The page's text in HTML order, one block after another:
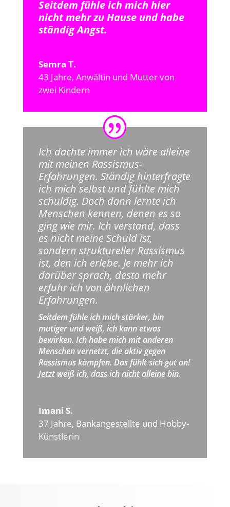
Seitdem fühle ich mich hier
nicht mehr zu Hause und habe
ständig Angst.
Semra T.
43 Jahre, Anwältin und Mutter von
zwei Kindern
Ich dachte immer ich wäre alleine
mit meinen Rassismus-
Erfahrungen. Ständig hinterfragte
ich mich selbst und fühlte mich
schuldig. Doch dann lernte ich
Menschen kennen, denen es so
ging wie mir. Ich verstand, dass
es nicht meine Schuld ist,
sondern struktureller Rassismus
ist, den ich erlebe. Je mehr ich
darüber sprach, desto mehr
erfuhr ich von ähnlichen
Erfahrungen.
Seitdem fühle ich mich stärker, bin
mutiger und weiß, ich kann etwas
bewirken. Ich habe mich mit anderen
Menschen vernetzt, die aktiv gegen
Rassismus kämpfen. Das fühlt sich gut an!
Jetzt weiß ich, dass ich nicht alleine bin.
Imani S.
37 Jahre, Bankangestellte und Hobby-
Künstlerin